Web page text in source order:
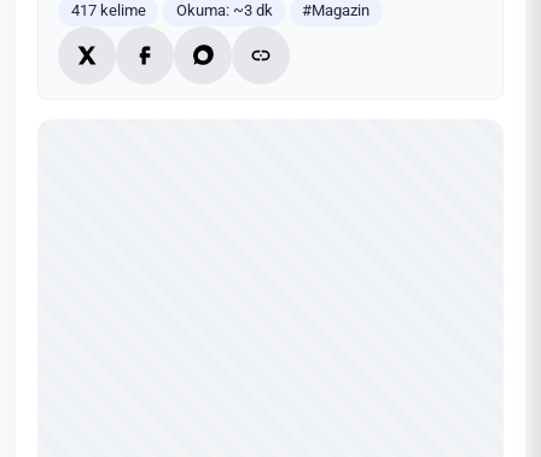
417 kelime Okuma: ~3 dk #Magazin